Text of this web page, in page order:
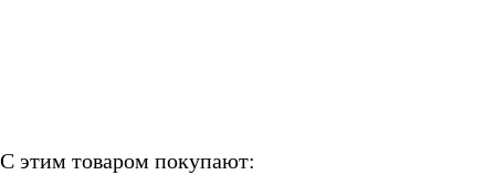
С этим товаром покупают: